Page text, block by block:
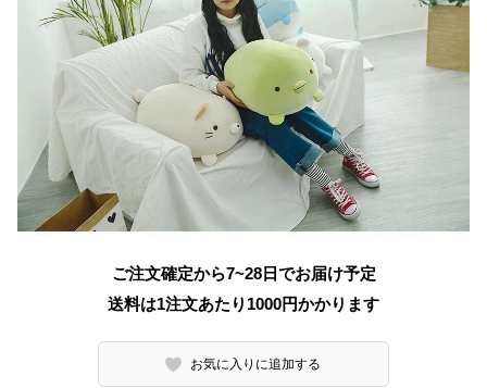
ご注文確定から7~28日でお届け予定
送料は1注文あたり 1000円かかります
お気に入りに追加する